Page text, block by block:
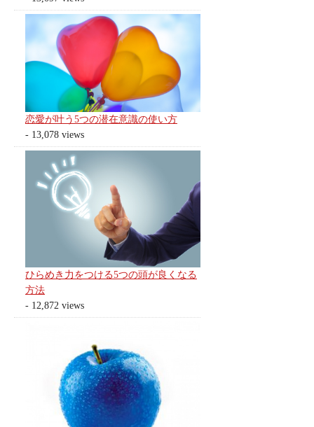
恋愛が叶う5つの潜在意識の使い方
- 13,078 views
ひらめき力をつける5つの頭が良くなる
方法
- 12,872 views